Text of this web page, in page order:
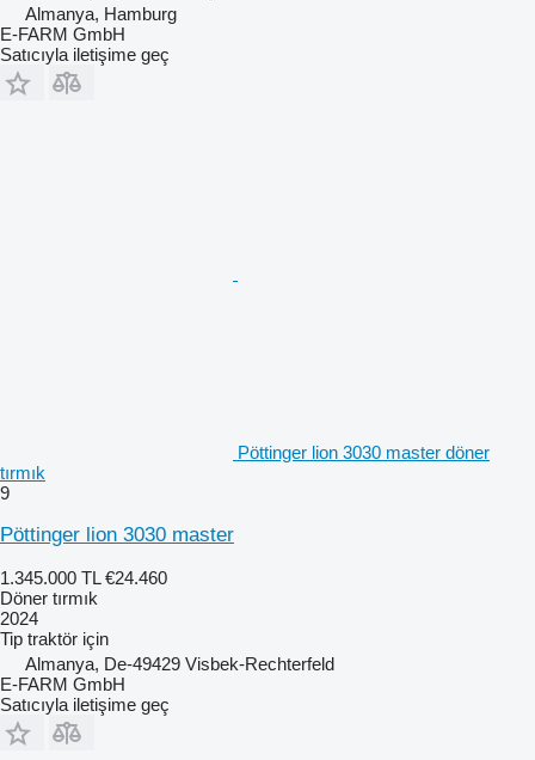
Almanya, Hamburg
E-FARM GmbH
Satıcıyla iletişime geç
Pöttinger lion 3030 master döner
tırmık
9
Pöttinger lion 3030 master
1.345.000 TL €24.460
Döner tırmık
2024
Tip traktör için
Almanya, De-49429 Visbek-Rechterfeld
E-FARM GmbH
Satıcıyla iletişime geç